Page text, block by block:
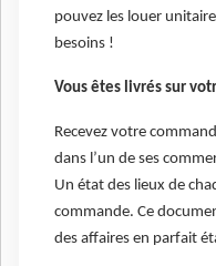
pouvez les louer
besoins !
Vous êtes livrés sur
Recevez votre
dans l’un de ses
Un état des lieux de
commande. Ce
des affaires en parfait